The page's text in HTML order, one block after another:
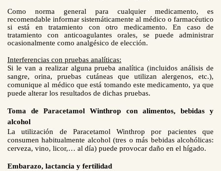
Como norma general para cualquier medicamento, es
recomendable informar sistemáticamente al médico o farmacéutico
si está en tratamiento con otro medicamento. En caso de
tratamiento con anticoagulantes orales, se puede administrar
ocasionalmente como analgésico de elección.
Interferencias con pruebas analíticas:
Si le van a realizar alguna prueba analítica (incluidos análisis de
sangre, orina, pruebas cutáneas que utilizan alergenos, etc.),
comunique al médico que está tomando este medicamento, ya que
puede alterar los resultados de dichas pruebas.
Toma de Paracetamol Winthrop
con alimentos, bebidas y
alcohol
La utilización de Paracetamol Winthrop por pacientes que
consumen habitualmente alcohol (tres o más bebidas alcohólicas:
cerveza, vino, licor,… al día) puede provocar daño en el hígado.
Embarazo, lactancia y fertilidad